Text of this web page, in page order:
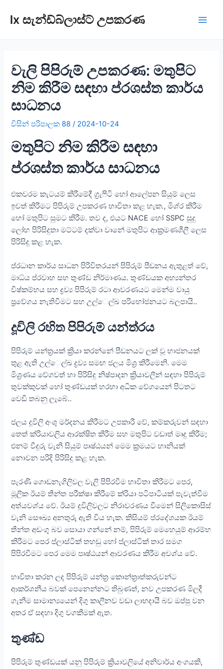
යන්නlx සැන්ඩ්බ්ලාස්ට් උපකරණ
වැලි පිපිරුම් උපකරණ: මතුපිට
නිම කිරීම සඳහා ප්රශස්ත කාර්ය
සාධනය
විසින්පරිපාලක 88/ 2024-10-24
මතුපිට නිම කිරීම සඳහා
ප්රශස්ත කාර්ය සාධනය
එකවරම කැටයම් කිරීමේදී ග්‍රැෆිටි හෝ ආලේපන සියුම් ලෙස
ඉවත් කිරීමට පිපිරුම් උපකරණ භාවිතා කළ හැක., මිශ්ර කිරීම
හෝ මතුපිට සුමට කිරීම. තව ද, එයට NACE හෝ SSPC සුදු
ලෝහ පිරිසිදුතා මට්ටම් දක්වා වානේ මතුපිට ආක්‍රමණශීලී ලෙස
පිරිසිදු කළ හැක.
ප්රධාන කාර්ය සාධන පිරිවිතරයන් පිපිරුම් පීඩනය ඇතුළත් වේ,
මාධ්ය ප්රවාහ සහ තුණ්ඩ නිර්මාණය. තුණ්ඩයක අභ්‍යන්තර
විෂ්කම්භය සහ ද්‍රව්‍ය පිපිරුම් රටා ආවරණයට මෙන්ම වායු
ප්‍රවේගය නැතිවීමට සහ උල්ෙල්ඛ පරිභෝජනයට බලපායි..
දූවිලි රහිත පිපිරුම් යන්ත්රය
පිපිරුම් යන්ත්‍රයක් ක්‍රියා කරන්නේ පීඩනයට ලක් වූ භාජනයක්
තුළ ඇති උල්ෙල්ඛ ද්‍රව්‍ය සමඟ ජලය මිශ්‍ර කිරීමෙනි. මෙම
මිශ්‍රණය වේගවත් හා පිරිසිදු නිෂ්පාදන ක්‍රියාවලීන් සඳහා පිපිරුම්
තුවක්කුවක් හෝ තුණ්ඩයක් හරහා අධික වේගයෙන් පිටතට
වෙඩි තබනු ලැබේ..
ජලය දූවිලි අංශු මර්දනය කිරීමට උපකාරී වේ, කම්කරුවන් සඳහා
තෙත් ක්රියාවලිය ආරක්ෂිත කිරීම සහ මතුපිට වඩාත් මෘදු කිරීම;
එනම් වීදුරු වැනි සියුම් පෘෂ්ඨයන් මෙම ක්‍රමයට හානියක්
නොවන පරිදි පිරිසිදු කළ හැක.
පැරණි ගොඩනැගිලිවල වැලි පිපිරවීම භාවිතා කිරීමට පෙර,
මූලික ඊයම් තීන්ත පරීක්ෂා කිරීමේ ක්රියා පටිපාටියක් පැවැත්වීම
අත්යවශ්ය වේ. ඊයම් දූවිලිවලට නිරාවරණය වීමෙන් සිලිකොසිස්
වැනි සෞඛ්‍ය අනතුරු ඇති විය හැක. කිසියම් ප්රදේශයක ඊයම්
තීන්ත අඩංගු බව සොයා ගන්නේ නම්, පිපිරුම් මෙහෙයුම් ආරම්භ
කිරීමට පෙර ප්ලාස්ටික් තහඩු හෝ ප්ලාස්ටික් තාර සමග
පිපිරවීමට පෙර මෙම පෘෂ්ඨයන් ආවරණය කිරීම අවශ්ය වේ.
භාවිතා කරන ලද පිපිරුම් යන්ත්‍ර කොන්ත්‍රාත්කරුවන්ට
ආකර්ශනීය බවක් පෙනෙන්නට තිබුණත්, නව උපකරණ මිලදී
ගැනීම සාමාන්‍යයෙන් දිගු කාලීනව වඩා ලාභදායී බව ඔප්පු වන
අතර ඒ සඳහා දිගු වගකීමක් ඇත.
තුණ්ඩ
පිපිරුම් තුණ්ඩයක් යනු පිපිරුම් ක්‍රියාවලියේ අනිවාර්ය අංගයකි,